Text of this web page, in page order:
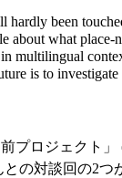
hardly been
about what
multilingual
is to investigate
プロジェクト」
の対談回の2